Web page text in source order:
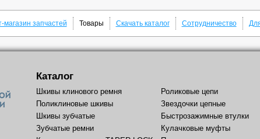
магазин запчастей Товары Скачать каталог Сотрудничество
Каталог
Шкивы клинового ремня
Поликлиновые шкивы
Шкивы зубчатые
Зубчатые ремни
Роликовые цепи
Звездочки цепные
Быстрозажимные втулки
Кулачковые муфты